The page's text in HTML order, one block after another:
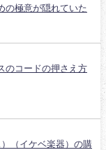
の極意が隠れていた
のコードの押さえ方
（イケベ楽器）の購